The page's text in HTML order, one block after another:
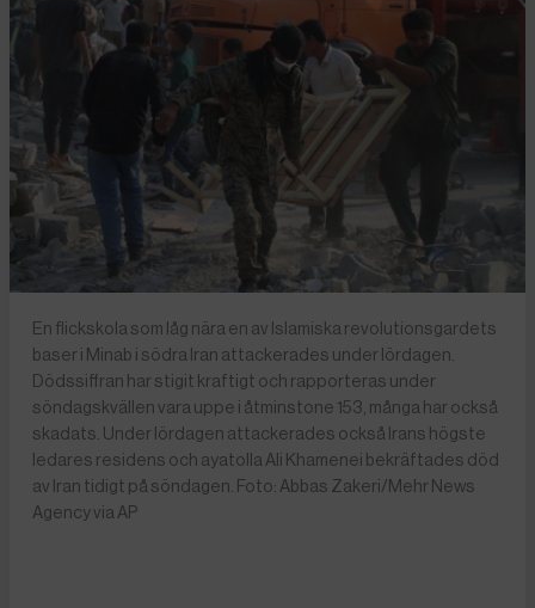
En flickskola som låg nära en av Islamiska revolutionsgardets
baser i Minab i södra Iran attackerades under lördagen.
Dödssiffran har stigit kraftigt och rapporteras under
söndagskvällen vara uppe i åtminstone 153, många har också
skadats. Under lördagen attackerades också Irans högste
ledares residens och ayatolla Ali Khamenei bekräftades död
av Iran tidigt på söndagen. Foto: Abbas Zakeri/Mehr News
Agency via AP